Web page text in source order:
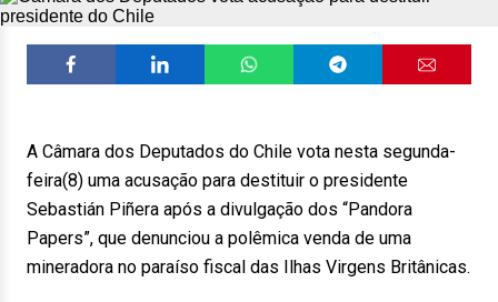
A Câmara dos Deputados do Chile vota nesta segunda-
feira(8) uma acusação para destituir o presidente
Sebastián Piñera após a divulgação dos “Pandora
Papers”, que denunciou a polêmica venda de uma
mineradora no paraíso fiscal das Ilhas Virgens Britânicas.